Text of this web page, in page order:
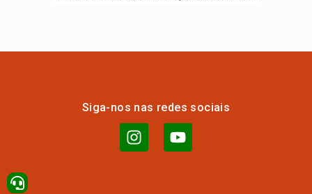
Siga-nos nas redes sociais